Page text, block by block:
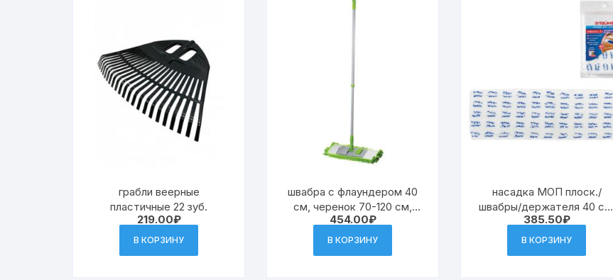
грабли веерные
пластичные 22 зуб.
219.00₽
В КОРЗИНУ
швабра с флаундером 40
см, черенок 70-120 см,
МОП «СИНЕЛЬ» из
микрофибры букли (ТИП
454.00₽
В КОРЗИНУ
насадка МОП плоск./
швабры/держателя 40 см,
(ТИП К), микрофибра/
абразив, упа
385.50₽
В КОРЗИНУ